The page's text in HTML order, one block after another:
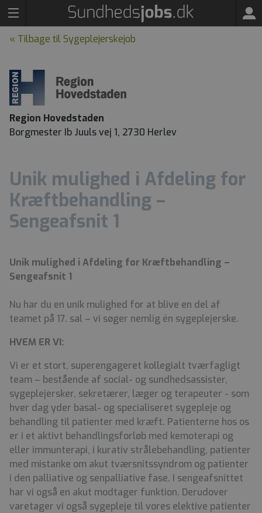
« Tilbage til Sygeplejerskejob
Region Hovedstaden
Borgmester Ib Juuls vej 1, 2730 Herlev
Unik mulighed i Afdeling for
Kræftbehandling –
Sengeafsnit 1
Unik mulighed i Afdeling for Kræftbehandling –
Sengeafsnit 1
Nu har du en unik mulighed for at blive en del af
teamet på 17. sal – vi søger nemlig én sygeplejerske.
HVEM ER VI:
Vi er et stort, superengageret kollegialt tværfagligt
team – bestående af social- og sundhedsassister,
sygeplejersker, sekretærer, læger og terapeuter - som
hver dag yder basal- og specialiseret sygepleje og
behandling til patienter med kræft. Patienterne hos os
er i et aktivt behandlingsforløb med kemoterapi og
eller immunterapi, i kurativ strålebehandling, patienter
med mistanke om akut tværsnitssyndrom og patienter
i den palliative og senpalliative fase. I sengeafsnittet
har vi også en akut modtager funktion. Derudover
varetager vi også sygepleje til vores elektive patienter